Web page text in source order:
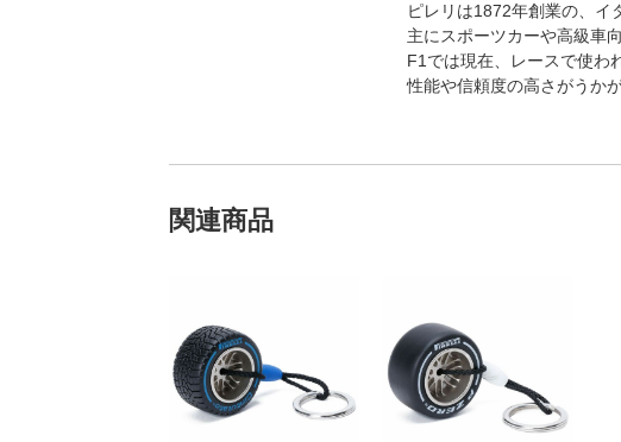
ピレリは1872年創業の、イ
主にスポーツカーや高級車
F1では現在、レースで使わ
性能や信頼度の高さがうかが
関連商品